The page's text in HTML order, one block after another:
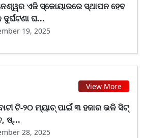
ଏଜି ସ୍କୋୟାରରେ ସ୍ଥାପନ ହେବ
ଘ...
19, 2025
View More
ଟି-୨୦ ମ୍ୟାଚ୍ ପାଇଁ ୩ ହଜାର ଭଳି ସିଟ୍
ଷ୍...
28, 2025